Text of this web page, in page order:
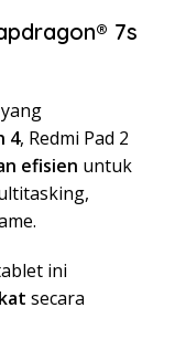
7s
4, Redmi Pad 2
efisien untuk
ini
secara